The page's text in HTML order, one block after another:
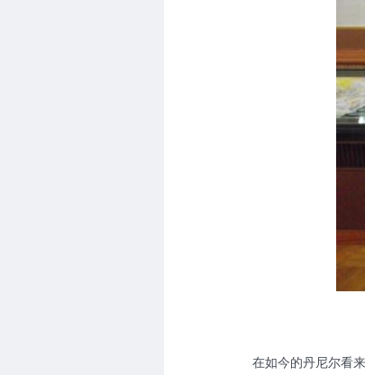
在如今的丹尼尔看